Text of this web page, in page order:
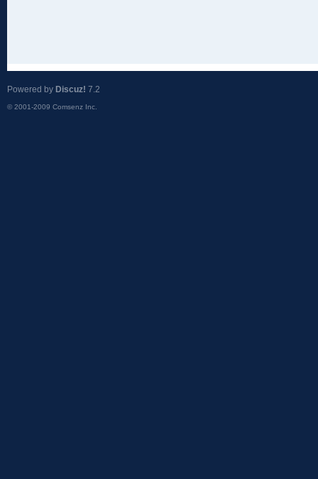
Powered by Discuz! 7.2
© 2001-2009 Comsenz Inc.